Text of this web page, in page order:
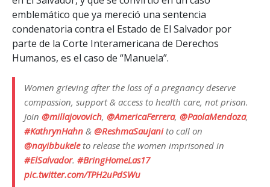
emblemático que ya mereció una sentencia
condenatoria contra el Estado de El Salvador por
parte de la Corte Interamericana de Derechos
Humanos, es el caso de “Manuela”.
Women grieving after the loss of a pregnancy deserve
compassion, support & access to health care, not prison.
Join @millajovovich, @AmericaFerrera, @PaolaMendoza,
#KathrynHahn & @ReshmaSaujanito call on
@nayibbukeleto release the women imprisoned in
#ElSalvador. #BringHomeLas17
pic.twitter.com/TPH2uPdSWu